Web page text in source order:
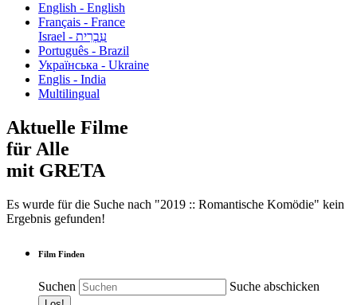
English - English
Français - France
עִבְרִית - Israel
Português - Brazil
Українська - Ukraine
Englis - India
Multilingual
Aktuelle Filme
für Alle
mit GRETA
Es wurde für die Suche nach "2019 :: Romantische Komödie" kein
Ergebnis gefunden!
Film Finden
Suchen Suche abschicken